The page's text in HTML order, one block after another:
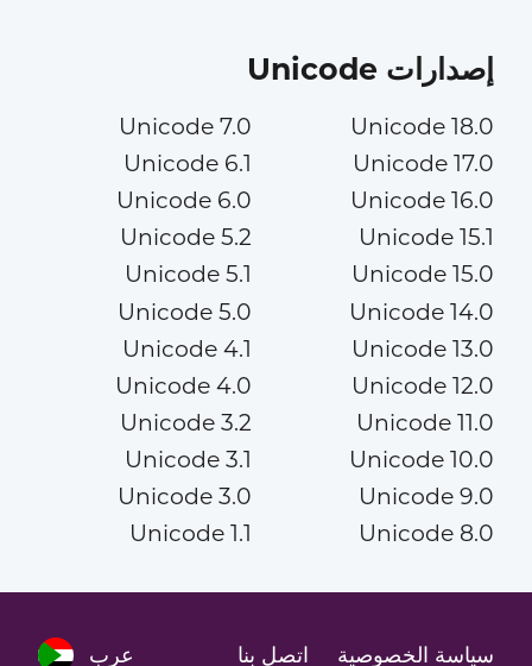
إصدارات Unicode
Unicode 18.0
Unicode 17.0
Unicode 16.0
Unicode 15.1
Unicode 15.0
Unicode 14.0
Unicode 13.0
Unicode 12.0
Unicode 11.0
Unicode 10.0
Unicode 9.0
Unicode 8.0
Unicode 7.0
Unicode 6.1
Unicode 6.0
Unicode 5.2
Unicode 5.1
Unicode 5.0
Unicode 4.1
Unicode 4.0
Unicode 3.2
Unicode 3.1
Unicode 3.0
Unicode 1.1
عرب سياسة الخصوصية اتصل بنا